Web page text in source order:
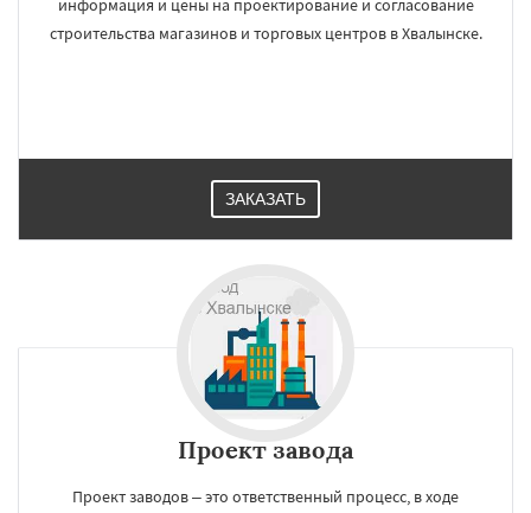
информация и цены на проектирование и согласование
строительства магазинов и торговых центров в Хвалынске.
ЗАКАЗАТЬ
Проект завода
Проект заводов – это ответственный процесс, в ходе